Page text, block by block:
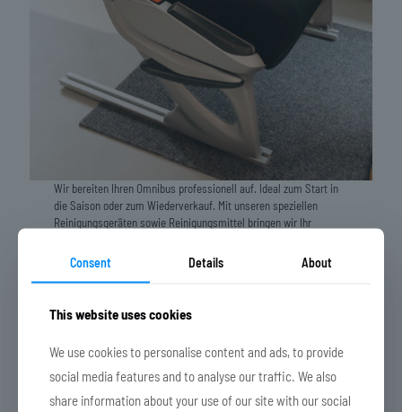
Wir bereiten Ihren Omnibus professionell auf. Ideal zum Start in
die Saison oder zum Wiederverkauf. Mit unseren speziellen
Reinigungsgeräten sowie Reinigungsmittel bringen wir Ihr
Durch unsere jahrelange Erfahrung bringen wir Ihre Sitze und
Seitenwände wieder in ihren alten Glanz zurück. Wir reinigen Ihre
hochwertigenReinigungsmittel.
Unsere Dienstleistungen:
Nassreinigung der Sitzflächen und Imprägnieren,
Teppichen, Bordwände und Handgepäckablage
Consent Details About
This website uses cookies
We use cookies to personalise content and ads, to provide
social media features and to analyse our traffic. We also
share information about your use of our site with our social